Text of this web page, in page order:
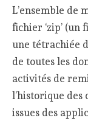
L’ensemble de
fichier ‘zip’ (un
une tétrachiée
de toutes les
activités de
l’historique
issues des